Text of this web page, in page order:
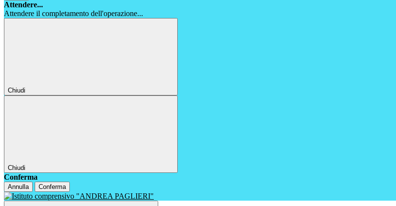
Attendere...
Attendere il completamento dell'operazione...
Chiudi
Chiudi
Conferma
Annulla Conferma